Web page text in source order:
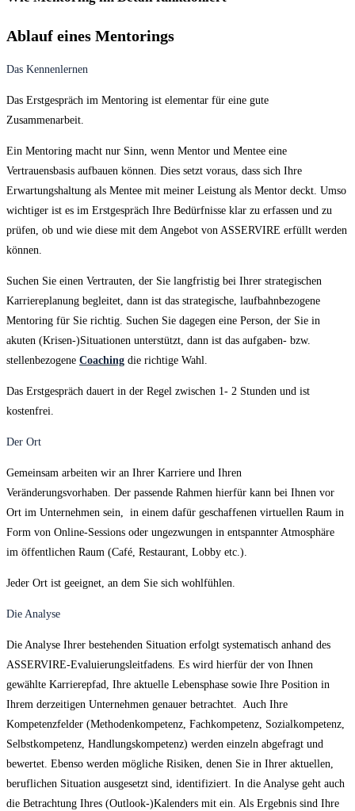
Ablauf eines Mentorings
Das Kennenlernen
Das Erstgespräch im Mentoring ist elementar für eine gute
Zusammenarbeit.
Ein Mentoring macht nur Sinn, wenn Mentor und Mentee eine
Vertrauensbasis aufbauen können. Dies setzt voraus, dass sich Ihre
Erwartungshaltung als Mentee mit meiner Leistung als Mentor deckt. Umso
wichtiger ist es im Erstgespräch Ihre Bedürfnisse klar zu erfassen und zu
prüfen, ob und wie diese mit dem Angebot von ASSERVIRE erfüllt werden
können.
Suchen Sie einen Vertrauten, der Sie langfristig bei Ihrer strategischen
Karriereplanung begleitet, dann ist das strategische, laufbahnbezogene
Mentoring für Sie richtig. Suchen Sie dagegen eine Person, der Sie in
akuten (Krisen-)Situationen unterstützt, dann ist das aufgaben- bzw.
stellenbezogene Coaching die richtige Wahl.
Das Erstgespräch dauert in der Regel zwischen 1- 2 Stunden und ist
kostenfrei.
Der Ort
Gemeinsam arbeiten wir an Ihrer Karriere und Ihren
Veränderungsvorhaben. Der passende Rahmen hierfür kann bei Ihnen vor
Ort im Unternehmen sein, in einem dafür geschaffenen virtuellen Raum in
Form von Online-Sessions oder ungezwungen in entspannter Atmosphäre
im öffentlichen Raum (Café, Restaurant, Lobby etc.).
Jeder Ort ist geeignet, an dem Sie sich wohlfühlen.
Die Analyse
Die Analyse Ihrer bestehenden Situation erfolgt systematisch anhand des
ASSERVIRE-Evaluierungsleitfadens. Es wird hierfür der von Ihnen
gewählte Karrierepfad, Ihre aktuelle Lebensphase sowie Ihre Position in
Ihrem derzeitigen Unternehmen genauer betrachtet. Auch Ihre
Kompetenzfelder (Methodenkompetenz, Fachkompetenz, Sozialkompetenz,
Selbstkompetenz, Handlungskompetenz) werden einzeln abgefragt und
bewertet. Ebenso werden mögliche Risiken, denen Sie in Ihrer aktuellen,
beruflichen Situation ausgesetzt sind, identifiziert. In die Analyse geht auch
die Betrachtung Ihres (Outlook-)Kalenders mit ein. Als Ergebnis sind Ihre